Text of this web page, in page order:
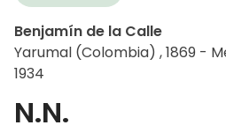
Benjamín de la Calle
Yarumal (Colombia) , 1869 -
1934
N.N.